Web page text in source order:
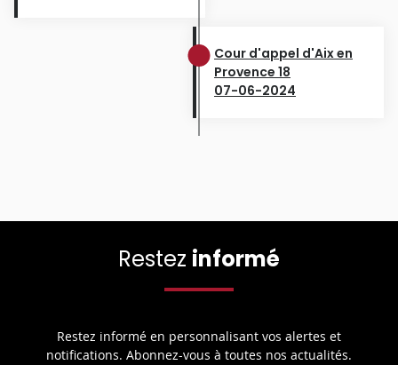
Cour d'appel d'Aix en
Provence 18
07-06-2024
Restez informé
Restez informé en personnalisant vos alertes et
notifications. Abonnez-vous à toutes nos actualités.